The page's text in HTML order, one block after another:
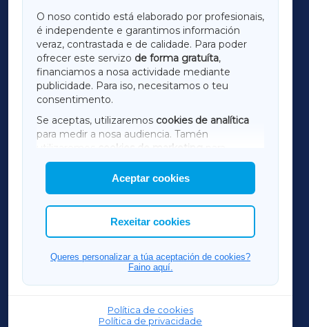
O noso contido está elaborado por profesionais,
é independente e garantimos información
veraz, contrastada e de calidade. Para poder
ofrecer este servizo de forma gratuíta,
financiamos a nosa actividade mediante
publicidade. Para iso, necesitamos o teu
consentimento.
Se aceptas, utilizaremos cookies de analítica
para medir a nosa audiencia. Tamén
utilizaremos
cookies de marketing
mostrar publicidade de terceiros.
Así mesmo, podes personalizar a elección das
cookies que desexas permitir.
Aceptar cookies
Rexeitar cookies
Queres personalizar a túa aceptación de cookies?
Faino aquí.
Política de cookies
Política de privacidade
LUGOXA
TERRACHAXA
AMARIÑAXA
RIBEIRASACRAXA
ACORUÑAXA
FERROLXA
OURENSEXA